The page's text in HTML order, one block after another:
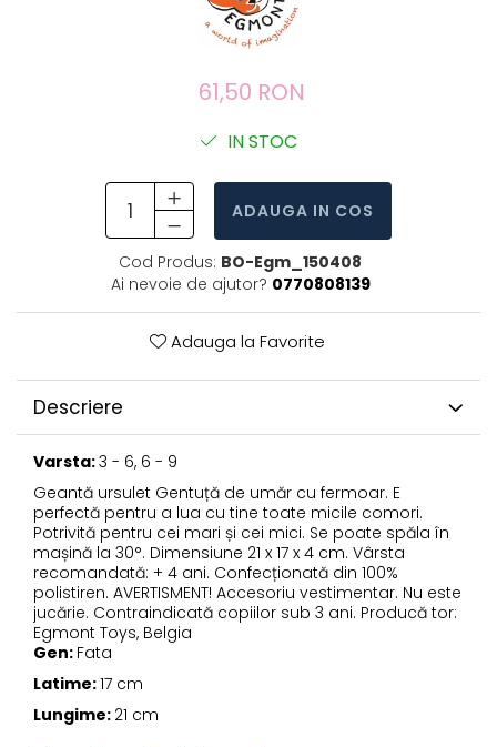
61,50 RON
IN STOC
ADAUGA IN COS
Cod Produs: BO-Egm_150408
Ai nevoie de ajutor? 0770808139
Adauga la Favorite
Descriere
Varsta:3 - 6, 6 - 9
Geantă ursulet Gentuță de umăr cu fermoar. E
perfectă pentru a lua cu tine toate micile comori.
Potrivită pentru cei mari și cei mici. Se poate spăla în
mașină la 30°. Dimensiune 21 x 17 x 4 cm. Vârsta
recomandată: + 4 ani. Confecționată din 100%
polistiren. AVERTISMENT! Accesoriu vestimentar. Nu este
jucărie. Contraindicată copiilor sub 3 ani. Producă tor:
Egmont Toys, Belgia
Gen: Fata
Latime:17 cm
Lungime: 21 cm